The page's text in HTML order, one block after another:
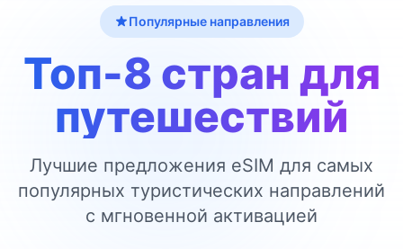
Популярные направления
Топ-8 стран для
путешествий
Лучшие предложения eSIM для самых
популярных туристических направлений
с мгновенной активацией